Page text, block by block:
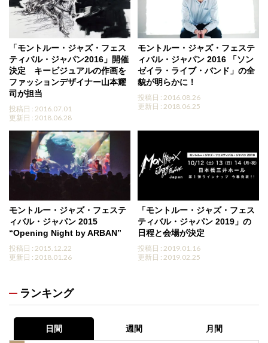
「モントルー・ジャズ・フェス
ティバル・ジャパン2016」開催
決定 キービジュアルの作画を
ファッションデザイナー山本耀
司が担当
投稿日 : 2016.07.01
更新日 : 2018.06.28
モントルー・ジャズ・フェステ
ィバル・ジャパン 2016 「ソン
ゼイラ・ライブ・バンド」の全
貌が明らかに！
投稿日 : 2016.08.26
更新日 : 2018.06.25
モントルー・ジャズ・フェステ
ィバル・ジャパン 2015
“Opening Night by ARBAN”
投稿日 : 2015.12.22
更新日 : 2018.01.26
「モントルー・ジャズ・フェス
ティバル・ジャパン 2019」の
日程と会場が決定
投稿日 : 2019.01.16
更新日 : 2019.02.25
ランキング
日間 週間 月間